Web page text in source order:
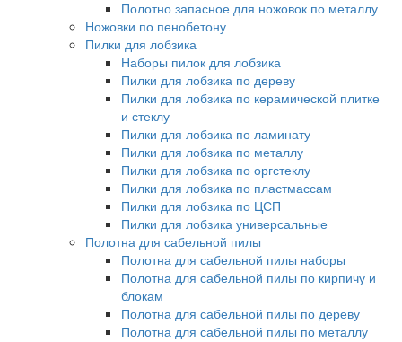
Полотно запасное для ножовок по металлу
Ножовки по пенобетону
Пилки для лобзика
Наборы пилок для лобзика
Пилки для лобзика по дереву
Пилки для лобзика по керамической плитке
и стеклу
Пилки для лобзика по ламинату
Пилки для лобзика по металлу
Пилки для лобзика по оргстеклу
Пилки для лобзика по пластмассам
Пилки для лобзика по ЦСП
Пилки для лобзика универсальные
Полотна для сабельной пилы
Полотна для сабельной пилы наборы
Полотна для сабельной пилы по кирпичу и
блокам
Полотна для сабельной пилы по дереву
Полотна для сабельной пилы по металлу